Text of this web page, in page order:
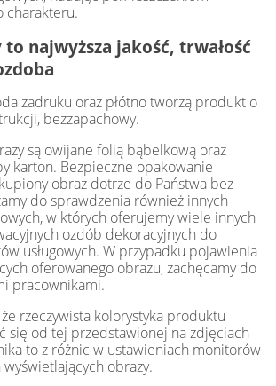
charakteru.
to najwyższa jakość, trwałość
zadruku oraz płótno tworzą produkt o
bezzapachowy.
są owijane folią bąbelkową oraz
karton. Bezpieczne opakowanie
obraz dotrze do Państwa bez
do sprawdzenia również innych
w których oferujemy wiele innych
ozdób dekoracyjnych do
usługowych. W przypadku pojawienia
oferowanego obrazu, zachęcamy do
pracownikami.
rzeczywista kolorystyka produktu
się od tej przedstawionej na zdjęciach
to z różnic w ustawieniach monitorów
obrazy.